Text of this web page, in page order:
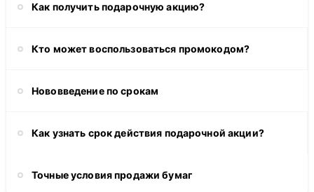
Как получить подарочную акцию?
Кто может воспользоваться промокодом?
Нововведение по срокам
Как узнать срок действия подарочной акции?
Точные условия продажи бумаг